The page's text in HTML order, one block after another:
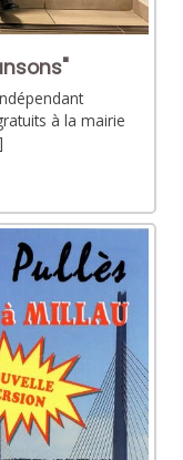
à la mairie